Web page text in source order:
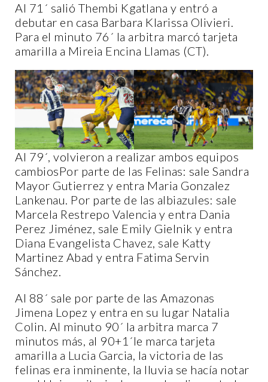
Al 71´ salió Thembi Kgatlana y entró a
debutar en casa Barbara Klarissa Olivieri.
Para el minuto 76´ la arbitra marcó tarjeta
amarilla a Mireia Encina Llamas (CT).
Al 79´, volvieron a realizar ambos equipos
cambiosPor parte de las Felinas: sale Sandra
Mayor Gutierrez y entra Maria Gonzalez
Lankenau. Por parte de las albiazules: sale
Marcela Restrepo Valencia y entra Dania
Perez Jiménez, sale Emily Gielnik y entra
Diana Evangelista Chavez, sale Katty
Martinez Abad y entra Fatima Servin
Sánchez.
Al 88´ sale por parte de las Amazonas
Jimena Lopez y entra en su lugar Natalia
Colin. Al minuto 90´ la arbitra marca 7
minutos más, al 90+1´le marca tarjeta
amarilla a Lucia Garcia, la victoria de las
felinas era inminente, la lluvia se hacía notar